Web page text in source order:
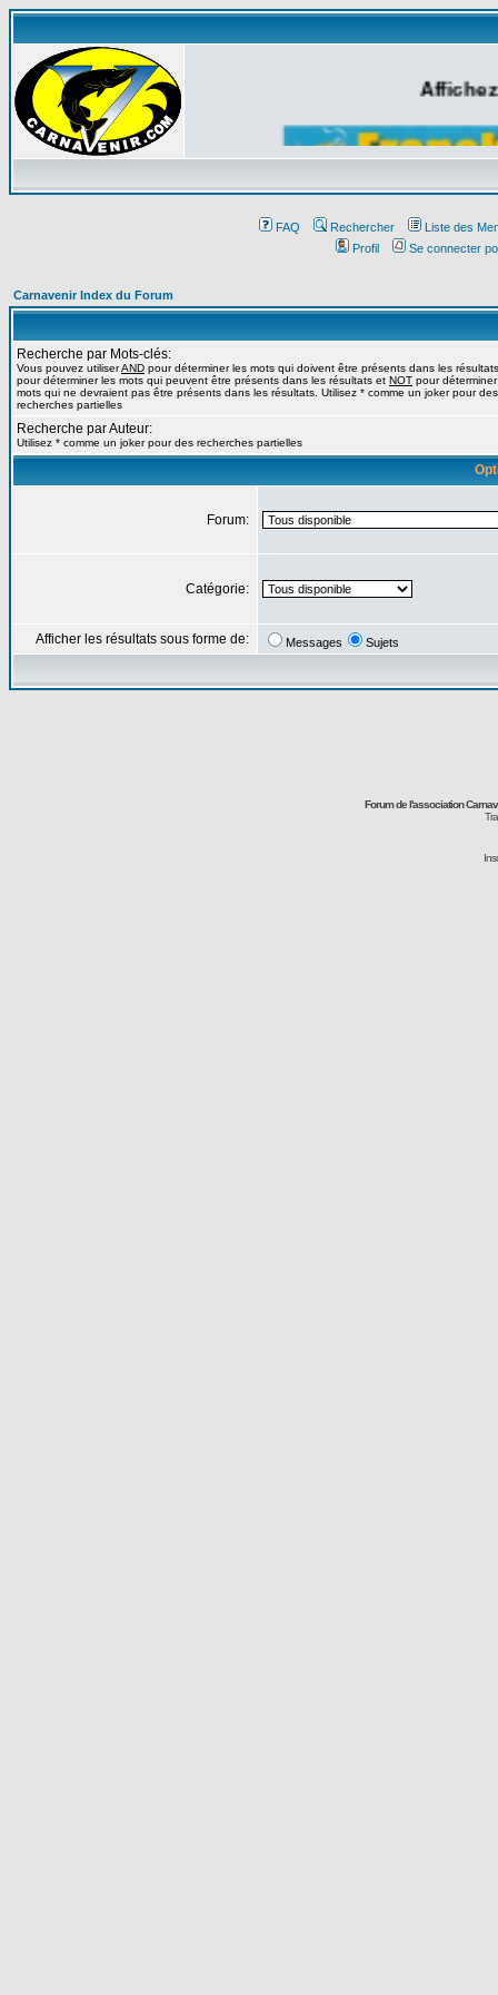
FAQ Rechercher
Liste des
Profil
Se connecter
Carnavenir Index du Forum
Recherche par Mots-clés:
Vous pouvez utiliserAND pour déterminer les mots qui doivent être présents dans les
pour déterminer les mots qui peuvent être présents dans les résultats et NOT pour
mots qui ne devraient pas être présents dans les résultats. Utilisez * comme un joker pour des
recherches partielles
Recherche par Auteur:
Utilisez * comme un joker pour des recherches partielles
Forum:
Catégorie:
Afficher les résultats sous forme de: Messages Sujets
Forum de l'association